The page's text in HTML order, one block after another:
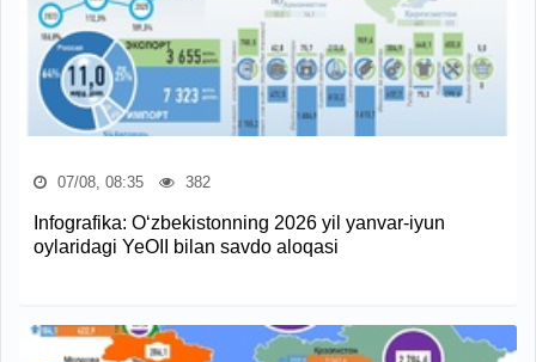
07/08, 08:35 382
Infografika: O‘zbekistonning 2026 yil yanvar-iyun
oylaridagi YeOII bilan savdo aloqasi